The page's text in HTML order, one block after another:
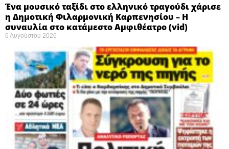
Ένα μουσικό ταξίδι στο ελληνικό τραγούδι χάρισε
η Δημοτική Φιλαρμονική Καρπενησίου – Η
συναυλία στο κατάμεστο Αμφιθέατρο (vid)
6 Αυγούστου 2026